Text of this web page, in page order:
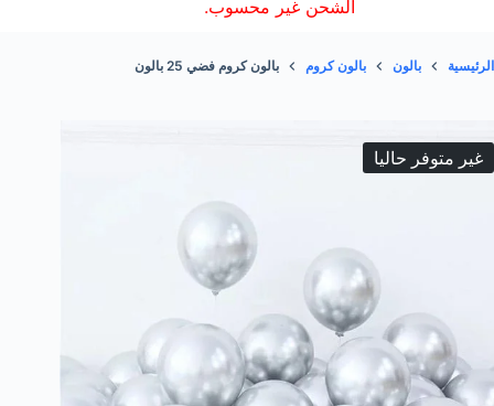
الشحن غير محسوب.
الرئيسية بالون بالون كروم بالون كروم فضي 25 بالون
غير متوفر حاليا